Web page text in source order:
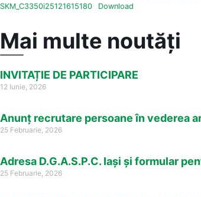
SKM_C3350i25121615180 Download
Mai multe noutăți
INVITAȚIE DE PARTICIPARE
12 Iunie, 2026
Anunț recrutare persoane în vederea
25 Februarie, 2026
Adresa D.G.A.S.P.C. Iași și formular
25 Februarie, 2026